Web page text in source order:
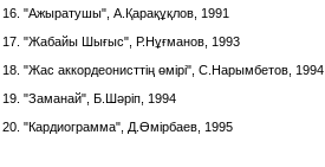
16. "Ажыратушы", А.Қарақұқлов, 1991
17. "Жабайы Шығыс", Р.Нұғманов, 1993
18. "Жас аккордеонисттің өмірі", С.Нарымбетов, 1994
19. "Заманай", Б.Шәріп, 1994
20. "Кардиограмма", Д.Өмірбаев, 1995